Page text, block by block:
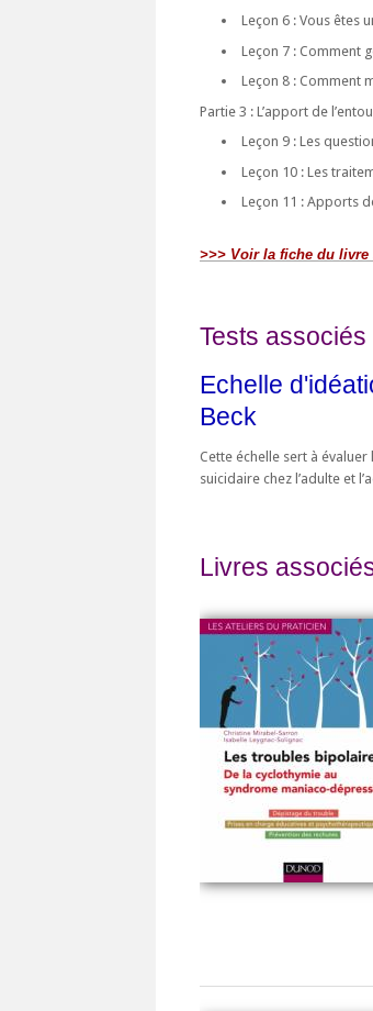
Leçon 6 : Vous êtes
Leçon 7 : Comment
Leçon 8 : Comment
Partie 3 : L’apport de
Leçon 9 : Les
Leçon 10 : Les
Leçon 11 : Apports
>>> Voir la fiche du
Tests associés
Echelle
Beck
Cette échelle sert à évaluer
suicidaire chez l’adulte et
Livres